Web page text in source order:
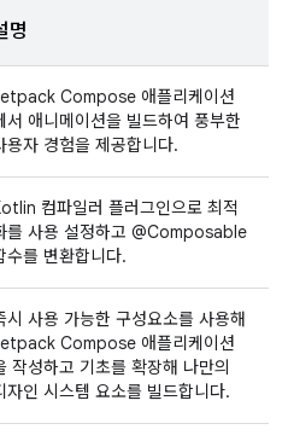
명
Compose 애플리케이션
서 애니메이션을 빌드하여 풍부한
용자 경험을 제공합니다.
컴파일러 플러그인으로 최적
를 사용 설정하고 @Composable
수를 변환합니다.
시 사용 가능한 구성요소를 사용해
Compose 애플리케이션
작성하고 기초를 확장해 나만의
자인 시스템 요소를 빌드합니다.